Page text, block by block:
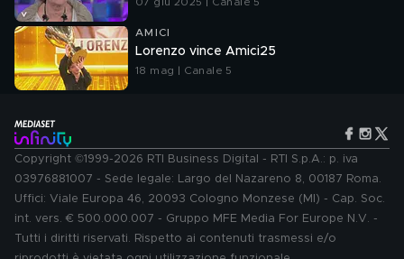
AMICI
Lorenzo vince Amici25
18 mag | Canale 5
Copyright ©1999-2026 RTI Business Digital - RTI S.p.A.: p. iva
03976881007 - Sede legale: Largo del Nazareno 8, 00187 Roma.
Uffici: Viale Europa 46, 20093 Cologno Monzese (MI) - Cap. Soc.
int. vers. € 500.000.007 - Gruppo MFE Media For Europe N.V. -
Tutti i diritti riservati. Rispetto ai contenuti trasmessi e/o